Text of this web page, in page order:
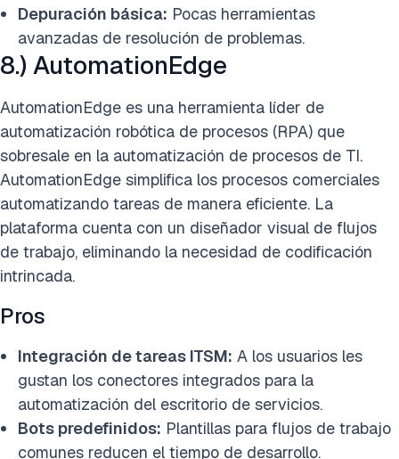
Depuración básica: Pocas herramientas
avanzadas de resolución de problemas.
8.) AutomationEdge
AutomationEdge es una herramienta líder de
automatización robótica de procesos (RPA) que
sobresale en la automatización de procesos de TI.
AutomationEdge simplifica los procesos comerciales
automatizando tareas de manera eficiente. La
plataforma cuenta con un diseñador visual de flujos
de trabajo, eliminando la necesidad de codificación
intrincada.
Pros
Integración de tareas ITSM: A los usuarios les
gustan los conectores integrados para la
automatización del escritorio de servicios.
Bots predefinidos: Plantillas para flujos de trabajo
comunes reducen el tiempo de desarrollo.